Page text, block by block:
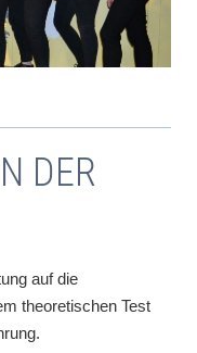
DER
auf die
theoretischen Test